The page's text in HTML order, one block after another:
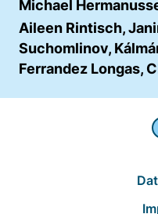
Michael
Aileen Rintisch,
Suchomlinov,
Ferrandez Longas,
TYPO3
Zweck:
Frontend